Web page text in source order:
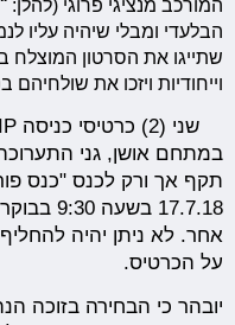
המורכב מנציגי פרוגי (להלן:
שתייגו את הסרטון המוצלח
וייחודיות ויזכו את
במתחם אושן, גני
תקף אך ורק לכנס "כנס
17.7.18
אחר. לא ניתן יהיה
על הכרטיס.
יובהר כי הבחירה בזוכה